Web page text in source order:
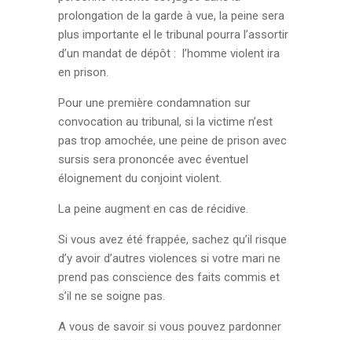
prolongation de la garde à vue, la peine sera
plus importante el le tribunal pourra l’assortir
d’un mandat de dépôt : l’homme violent ira
en prison.
Pour une première condamnation sur
convocation au tribunal, si la victime n’est
pas trop amochée, une peine de prison avec
sursis sera prononcée avec éventuel
éloignement du conjoint violent.
La peine augment en cas de récidive.
Si vous avez été frappée, sachez qu’il risque
d’y avoir d’autres violences si votre mari ne
prend pas conscience des faits commis et
s’il ne se soigne pas.
A vous de savoir si vous pouvez pardonner